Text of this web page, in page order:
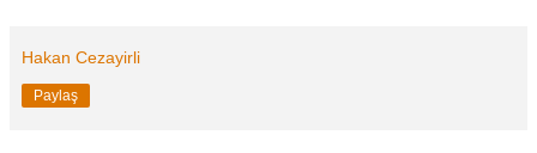
Hakan Cezayirli
Paylaş